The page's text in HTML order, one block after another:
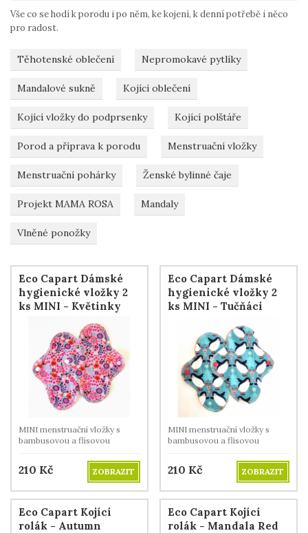
Vše co se hodí k porodu i po něm, ke kojení, k denní potřebě i něco
pro radost.
Těhotenské oblečení Nepromokavé pytlíky
Mandalové sukně Kojící oblečení
Kojící vložky do podprsenky Kojící polštáře
Porod a příprava k porodu Menstruační vložky
Menstruační pohárky Ženské bylinné čaje
Projekt MAMA ROSA Mandaly
Vlněné ponožky
Eco Capart Dámské
hygienické vložky 2
ks MINI - Květinky
MINI menstruační vložky s
bambusovou a flísovou
210 Kč ZOBRAZIT
Eco Capart Dámské
hygienické vložky 2
ks MINI - Tučňáci
MINI menstruační vložky s
bambusovou a flísovou
210 Kč ZOBRAZIT
Eco Capart Kojící
rolák - Autumn
Eco Capart Kojící
rolák - Mandala Red